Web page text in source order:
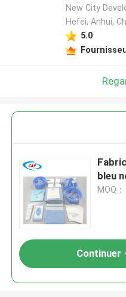
New City
Hefei, Anhui,
5.0
bleu
MOQ
Continuer